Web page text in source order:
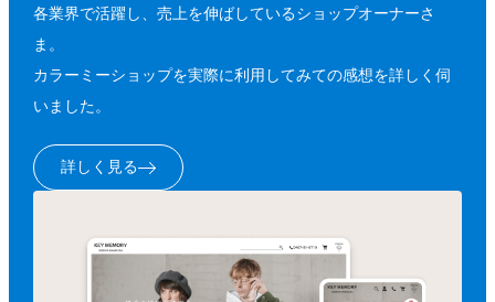
各業界で活躍し、売上を伸ばしているショップオーナーさ
ま。
カラーミーショップを実際に利用してみての感想を詳しく伺
いました。
詳しく見る